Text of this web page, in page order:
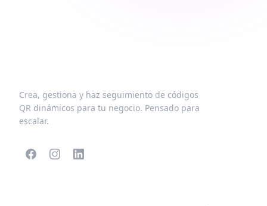
Crea, gestiona y haz seguimiento de códigos
QR dinámicos para tu negocio. Pensado para
escalar.